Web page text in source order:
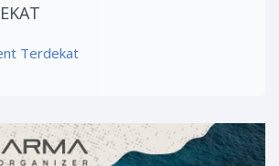
Terdekat